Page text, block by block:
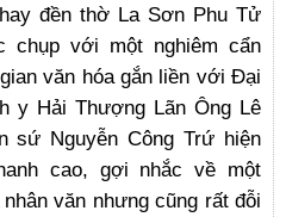
đền thờ La Sơn Phu Tử
chụp với một nghiêm cẩn
văn hóa gắn liền với Đại
y Hải Thượng Lãn Ông Lê
sứ Nguyễn Công Trứ hiện
cao, gợi nhắc về một
văn nhưng cũng rất đỗi